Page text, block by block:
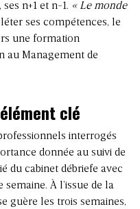
n+1 et n-1. « Le monde
ses compétences, le
une formation
au Management de
clé
interrogés
donnée au suivi de
du cabinet débriefe avec
À l’issue de la
guère les trois semaines,